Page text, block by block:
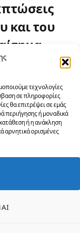
τεχνολογίες
σε πληροφορίες
θα επιτρέψει σε εμάς
περιήγησης ή μοναδικά
ή η ανάκληση
αρνητικά ορισμένες
και του
και